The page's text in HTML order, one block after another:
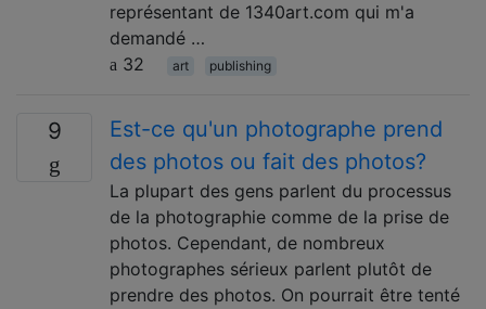
représentant de 1340art.com qui m'a
demandé …
32
art publishing
9
Est-ce qu'un photographe prend
des photos ou fait des photos?
La plupart des gens parlent du processus
de la photographie comme de la prise de
photos. Cependant, de nombreux
photographes sérieux parlent plutôt de
prendre des photos. On pourrait être tenté